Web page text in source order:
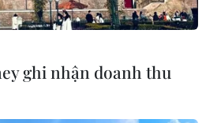
rơi vào suy thoái nhẹ
ghi nhận doanh thu